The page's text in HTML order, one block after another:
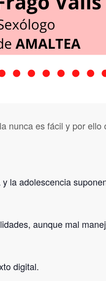
nunca es fácil y por
la adolescencia
aunque mal
digital.